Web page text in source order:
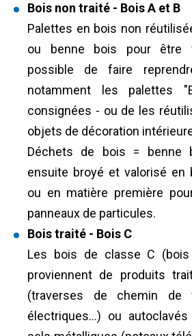
Bois non traité - Bois A et B
Palettes en bois non
ou benne bois pour être
possible de faire
notamment les palettes
consignées - ou de les
objets de décoration
Déchets de bois = benne
ensuite broyé et valorisé en
ou en matière première
panneaux de particules.
Bois traité - Bois C
Les bois de classe C (bois
proviennent de produits
(traverses de chemin de
électriques…) ou